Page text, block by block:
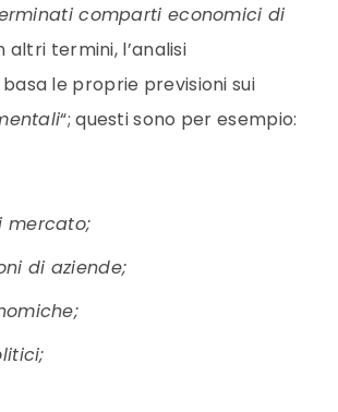
comparti economici di
altri termini, l’analisi
le proprie previsioni sui
“; questi sono per esempio:
mercato;
di aziende;